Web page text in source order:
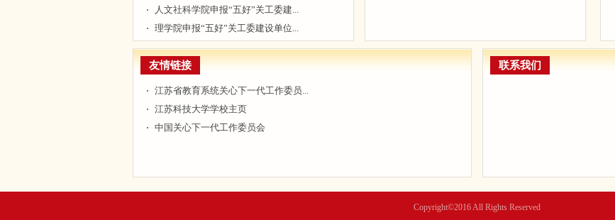
人文社科学院申报“五好”关工委建...
理学院申报“五好”关工委建设单位...
友情链接
江苏省教育系统关心下一代工作委员...
江苏科技大学学校主页
中国关心下一代工作委员会
联系我们
Copyright©2016 All Rights Reserved